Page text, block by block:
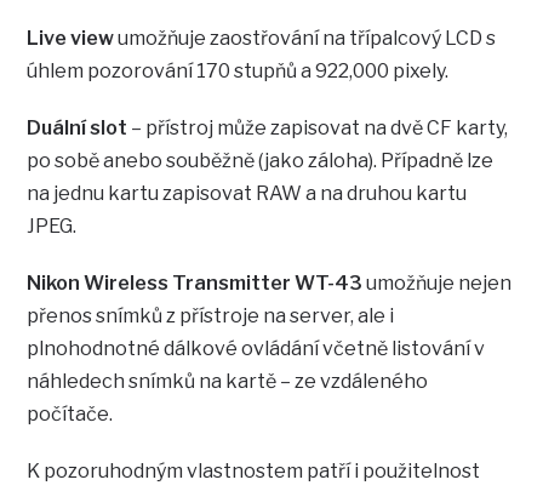
Live viewumožňuje zaostřování na třípalcový LCD s
úhlem pozorování 170 stupňů a 922,000 pixely.
Duální slot – přístroj může zapisovat na dvě CF karty,
po sobě anebo souběžně (jako záloha). Případně lze
na jednu kartu zapisovat RAW a na druhou kartu
JPEG.
Nikon Wireless Transmitter WT-43 umožňuje nejen
přenos snímků z přístroje na server, ale i
plnohodnotné dálkové ovládání včetně listování v
náhledech snímků na kartě – ze vzdáleného
počítače.
K pozoruhodným vlastnostem patří i použitelnost